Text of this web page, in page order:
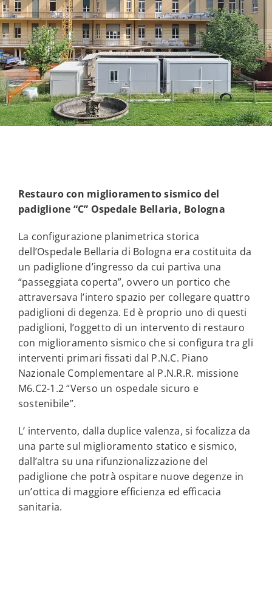
Restauro con miglioramento sismico del
padiglione “C” Ospedale Bellaria, Bologna
La configurazione planimetrica storica
dell’Ospedale Bellaria di Bologna era costituita da
un padiglione d’ingresso da cui partiva una
“passeggiata coperta”, ovvero un portico che
attraversava l’intero spazio per collegare quattro
padiglioni di degenza. Ed è proprio uno di questi
padiglioni, l’oggetto di un intervento di restauro
con miglioramento sismico che si configura tra gli
interventi primari fissati dal P.N.C. Piano
Nazionale Complementare al P.N.R.R. missione
M6.C2-1.2 “Verso un ospedale sicuro e
sostenibile”.
L’ intervento, dalla duplice valenza, si focalizza da
una parte sul miglioramento statico e sismico,
dall’altra su una rifunzionalizzazione del
padiglione che potrà ospitare nuove degenze in
un’ottica di maggiore efficienza ed efficacia
sanitaria.